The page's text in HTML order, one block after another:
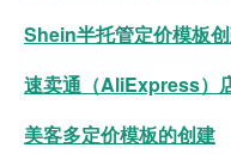
Shein半托管定价模板
速卖通（AliExpress）
美客多定价模板的创建